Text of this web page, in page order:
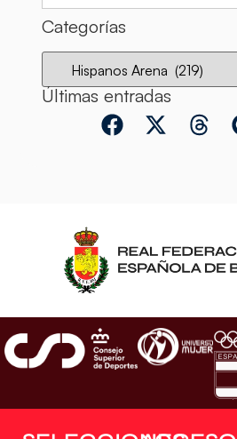
Categorías
Últimas entradas